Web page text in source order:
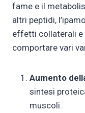
fame e il
altri peptidi,
effetti collaterali e
comportare vari
Aumento
sintesi
muscoli.